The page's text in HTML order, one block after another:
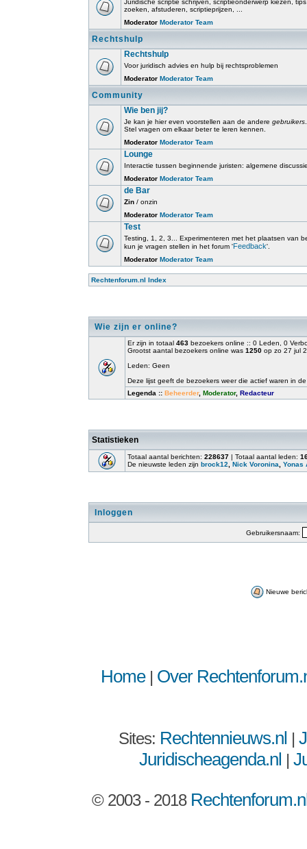
Juridische scriptie schrijven, scriptieonderwerp kiezen,
zoeken, afstuderen, scriptieprijzen, ...
Moderator Moderator Team
Rechtshulp
Rechtshulp
Voor juridisch advies en hulp bij rechtsproblemen
Moderator Moderator Team
Community
Wie ben jij?
Je kan je hier even voorstellen aan de andere gebruikers
Stel vragen om elkaar beter te leren kennen.
Moderator Moderator Team
Lounge
Interactie tussen beginnende juristen: algemene
Moderator Moderator Team
de Bar
Zin / onzin
Moderator Moderator Team
Test
Testing, 1, 2, 3... Experimenteren met het plaatsen van
kun je vragen stellen in het forum 'Feedback'.
Moderator Moderator Team
Rechtenforum.nl Index
Wie zijn er online?
Er zijn in totaal 463 bezoekers online :: 0 Leden, 0
Grootst aantal bezoekers online was 1250 op zo 27 jul
Leden: Geen
Deze lijst geeft de bezoekers weer die actief waren in
Legenda :: Beheerder, Moderator, Redacteur
Statistieken
Totaal aantal berichten: 228637 | Totaal aantal leden:
De nieuwste leden zijn brock12 Nick Voronina Yonas
Inloggen
Gebruikersnaam:
Nieuwe
Home| Over
Sites: Rechtennieuws.nl |
Juridischeagenda.nl |
© 2003 - 2018